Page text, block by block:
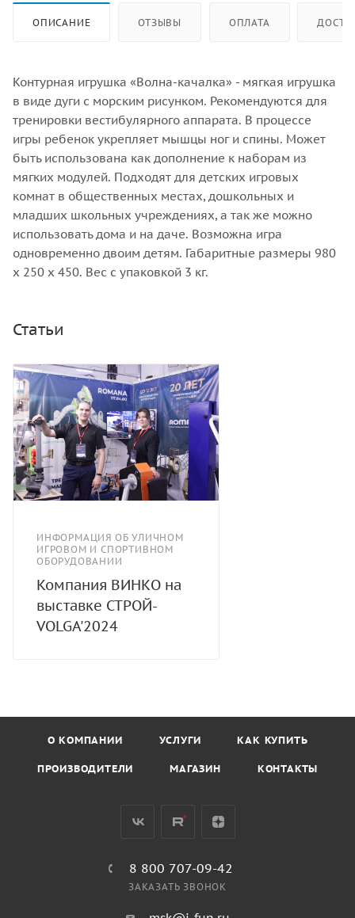
ОПИСАНИЕ ОТЗЫВЫ ОПЛАТА
Контурная игрушка «Волна-качалка» - мягкая игрушка
в виде дуги с морским рисунком. Рекомендуются для
тренировки вестибулярного аппарата. В процессе
игры ребенок укрепляет мышцы ног и спины. Может
быть использована как дополнение к наборам из
мягких модулей. Подходят для детских игровых
комнат в общественных местах, дошкольных и
младших школьных учреждениях, а так же можно
использовать дома и на даче. Возможна игра
одновременно двоим детям. Габаритные размеры 980
х 250 х 450. Вес с упаковкой 3 кг.
Статьи
ИНФОРМАЦИЯ ОБ УЛИЧНОМ
ИГРОВОМ И СПОРТИВНОМ
ОБОРУДОВАНИИ
Компания ВИНКО на
выставке СТРОЙ-
VOLGA'2024
О КОМПАНИИ УСЛУГИ КАК КУПИТЬ
ПРОИЗВОДИТЕЛИ МАГАЗИН КОНТАКТЫ
8 800 707-09-42
ЗАКАЗАТЬ ЗВОНОК